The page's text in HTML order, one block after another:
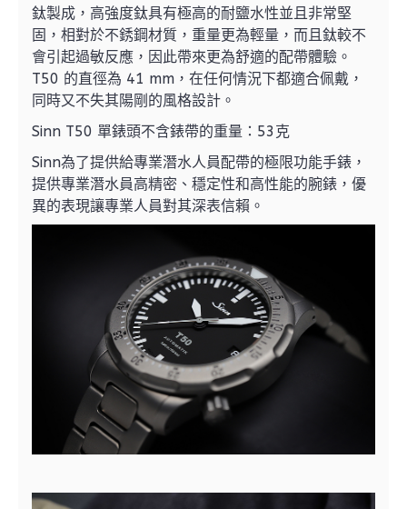
鈦製成，高強度鈦具有極高的耐鹽水性並且非常堅
固，相對於不銹鋼材質，重量更為輕量，而且鈦較不
會引起過敏反應，因此帶來更為舒適的配帶體驗。
T50 的直徑為 41 mm，在任何情況下都適合佩戴，
同時又不失其陽剛的風格設計。
Sinn T50 單錶頭不含錶帶的重量：53克
Sinn為了提供給專業潛水人員配帶的極限功能手錶，
提供專業潛水員高精密、穩定性和高性能的腕錶，優
異的表現讓專業人員對其深表信賴。